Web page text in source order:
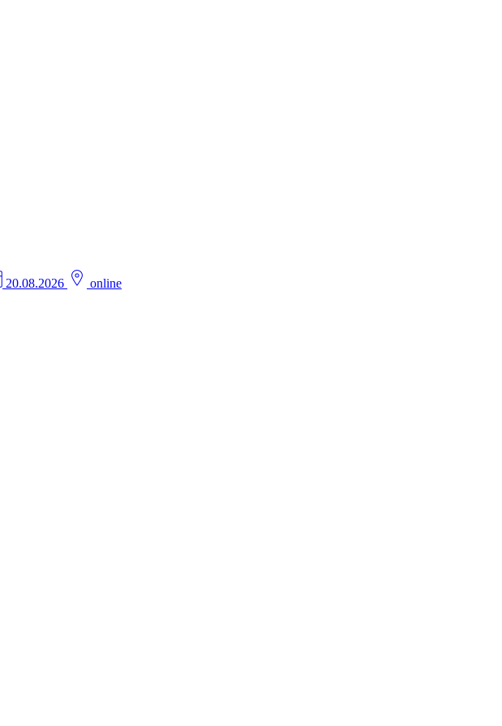
20.08.2026 online